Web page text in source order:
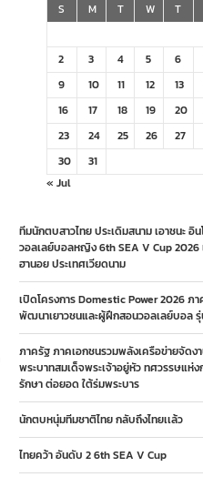
S
M T W T
2
3 4 5 6
9
10 11 12 13
16
17 18 19 20
23
24 25 26 27
30
31
« Jul
ทีมนักตบสาวไทย ประเดิมสนาม เอาชนะ อิ
วอลเลย์บอลหญิง 6th SEA V Cup 2026
ฮานอย ประเทศเวียดนาม
เปิดโครงการ Domestic Power 2026 ภ
พัฒนาเยาวชนและผู้ฝึกสอนวอลเลย์บอล รุ่
ภาครัฐ ภาคเอกชนรวมพลังเครือข่ายจัดง
พระบาทสมเด็จพระเจ้าอยู่หัว ทศวรรษแห่
รักษา ต่อยอด ใต้ร่มพระบาร
นักตบหนุ่มทีมชาติไทย กลับถึงไทยเเล้ว
ไทยคว้า อันดับ 2 6th SEA V Cup